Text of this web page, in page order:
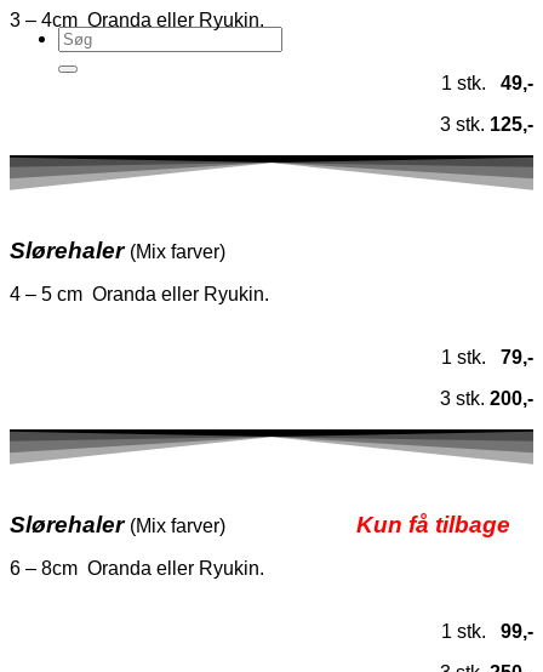
3 – 4cm Oranda eller Ryukin.
1 stk.
49,-
3 stk. 125,-
Slørehaler (Mix farver)
4 – 5 cm Oranda eller Ryukin.
1 stk.
79,-
3 stk. 200,-
Slørehaler (Mix farver) Kun få tilbage
6 – 8cm Oranda eller Ryukin.
1 stk.
99,-